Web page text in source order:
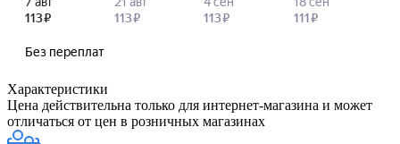
Характеристики
Цена действительна только для интернет-магазина и может
отличаться от цен в розничных магазинах